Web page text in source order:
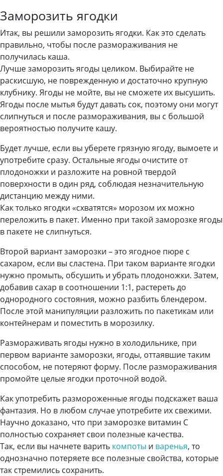
Заморозить ягодки
Итак, вы решили заморозить ягодки. Как это сделать
правильно, чтобы после размораживания не
получилась каша.
Лучше заморозить ягоды целиком. Выбирайте не
раскисшую, не поврежденную и достаточно крупную
клубнику. Ягоды не мойте, вы не сможете их высушить.
Ягоды после мытья будут давать сок, поэтому они могут
слипнуться и после размораживания, вы с большой
вероятностью получите кашу.
Будет лучше, если вы уберете грязную ягоду, вымоете и
употребите сразу. Остальные ягоды очистите от
плодоножки и разложите на ровной твердой
поверхности в один ряд, соблюдая незначительную
дистанцию между ними.
Как только ягодки «схватятся» морозом их можно
переложить в пакет. Именно при такой заморозке ягоды
в пакете не слипнуться.
Второй вариант заморозки – это ягодное пюре с
сахаром, если вы сластена. При таком варианте ягодки
нужно промыть, обсушить и убрать плодоножки. Затем,
добавив сахар в соотношении 1:1, растереть до
однородного состояния, можно разбить блендером.
После этой манипуляции разложить по пакетикам или
контейнерам и поместить в морозилку.
Размораживать ягоды нужно в холодильнике, при
первом варианте заморозки, ягоды, оттаявшие таким
способом, не потеряют форму. После размораживания
промойте целые ягодки проточной водой.
Как употребить размороженные ягоды подскажет ваша
фантазия. Но в любом случае употребите их свежими.
Научно доказано, что при заморозке витамин С
полностью сохраняет свои полезные качества.
Так, если вы начнете варить компоты и варенья, то
однозначно потеряете все полезные свойства, которые
так стремились сохранить.